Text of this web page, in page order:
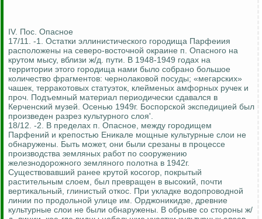
IV. Пос. Опасное
17/11. -1. Остатки эллинистического городища Парфеиия
расположены на северо-восточной окраине п. Опасного на
крутом мысу, вблизи ж/д. пути. В 1948-1949 годах на
территории этого городища нами было собрано большое
количество фрагментов: чернолаковой посуды; «мегарских»
чашек, терракотовых статуэток, клейменых амфорных ручек и
проч. Подъемный материал периодически сдавался в
Керченский музей. Осенью 1949г. Боспорской экспедицией был
произведен разрез культурного слоя'.
18/12. -2. В пределах п. Опасное, между городищем
Парфений и крепостью Еникале мощные культурные слои не
обнаружены. Быть может, они были срезаны в процессе
производства земляных работ по сооружению
железнодорожного земляного полотна в 1942г.
Существовавший ранее крутой косогор, покрытый
растительным слоем, был превращен в высокий, почти
вертикальный, глинистый откос. При укладке водопроводной
линии по продольной улице им. Орджоникидзе, древние
культурные слои не были обнаружены. В обрыве со стороны ж/